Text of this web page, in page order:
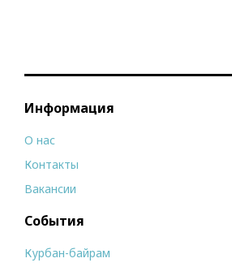
Информация
О нас
Контакты
Вакансии
События
Курбан-байрам